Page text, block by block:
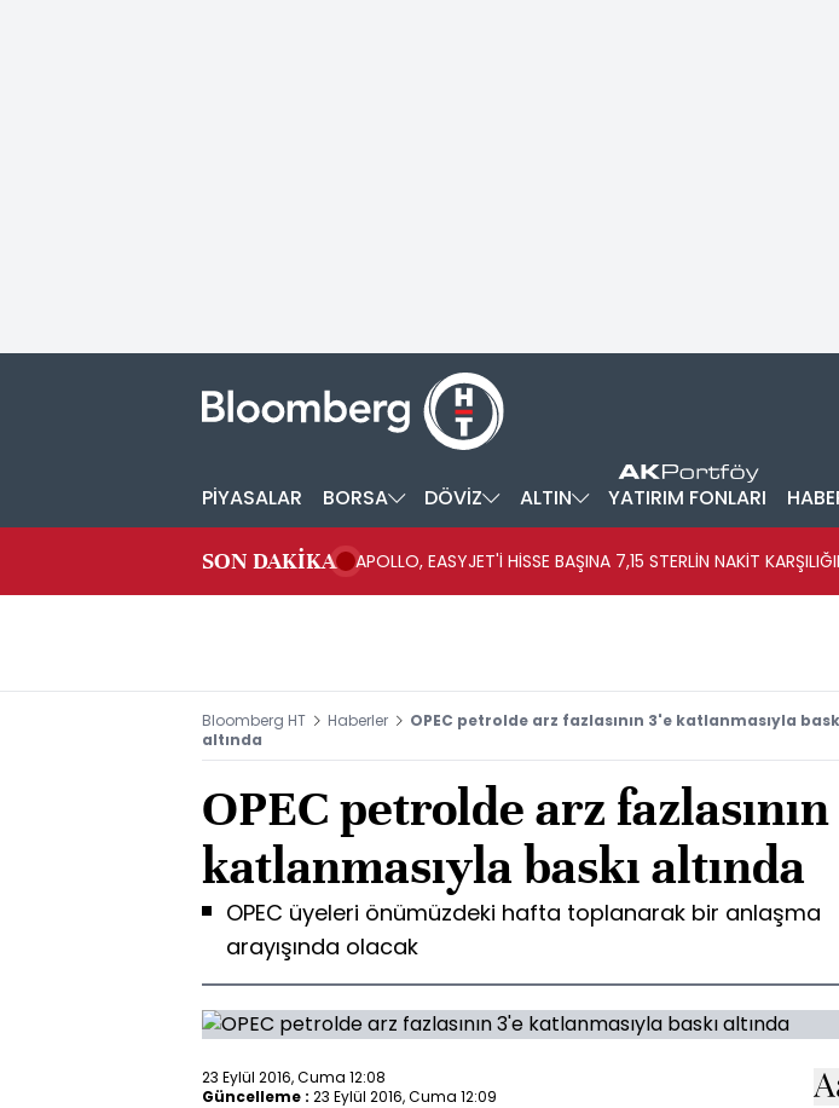
PİYASALAR BORSA DÖVİZ ALTIN YATIRIM FONLARI
SON DAKİKA APOLLO, EASYJET'İ HİSSE BAŞINA 7,15 STERLİN NAKİT
Bloomberg HT Haberler
OPEC petrolde arz fazlasının 3'e katlanmasıyla
altında
OPEC petrolde arz fazlasının
katlanmasıyla baskı altında
OPEC üyeleri önümüzdeki hafta toplanarak bir anlaşma
arayışında olacak
23 Eylül 2016, Cuma 12:08
Güncelleme : 23 Eylül 2016, Cuma 12:09